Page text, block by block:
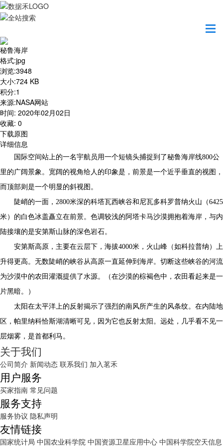
秘鲁海岸
格式:jpg
浏览:3948
大小:724 KB
积分:1
来源:NASA网站
时间: 2020年02月02日
收藏: 0
下载原图
详细信息
国际空间站上的一名宇航员用一个短镜头捕捉到了秘鲁海岸线800公
里的广阔景象。宽阔的视角给人的印象是，前景是一个近乎垂直的视图，
而顶部则是一个明显的斜视图。
陡峭的一面，2800米深的科塔瓦西峡谷和尼瓦多科罗普纳火山（6425
米）的白色冰盖矗立在前景。色调较浅的阿塔卡马沙漠拥抱着海岸，与内
陆接壤的是安第斯山脉的深色岩石。
安第斯高原，主要在云层下，海拔4000米，火山峰（如科拉普纳）上
升得更高。无数陡峭的峡谷从高原一直延伸到海岸。切断这些峡谷的河流
为沙漠中的农田灌溉提供了水源。（在沙漠的棕褐色中，农田看起来是一
片黑暗。）
太阳在太平洋上的反射揭示了强烈的南风所产生的风条纹。在内陆地
区，帕里纳科恰斯湖清晰可见，因为它也反射太阳。远处，几乎看不见一
层烟雾，是首都利马。
关于我们
公司简介 新闻动态 联系我们 加入茗禾
用户服务
买家指南 常见问题
服务支持
服务协议 隐私声明
友情链接
国家统计局 中国农业科学院 中国资源卫星应用中心 中国科学院空天信息